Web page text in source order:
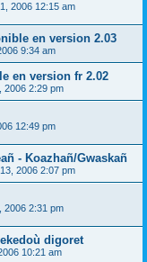
2006 12:15 am
en version 2.03
9:34 am
en version fr 2.02
2006 2:29 pm
12:49 pm
- Koazhañ/Gwaskañ
2006 2:07 pm
2006 2:31 pm
digoret
10:21 am